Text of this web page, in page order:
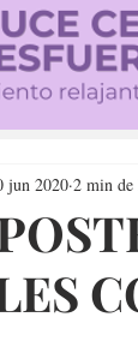
jun 2020 2 min de